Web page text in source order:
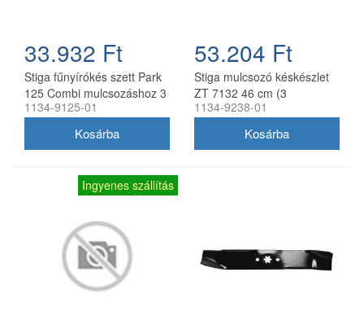
33.932 Ft
Stiga fűnyírókés szett Park
125 Combi mulcsozáshoz 3
db
1134-9125-01
53.204 Ft
Stiga mulcsozó késkészlet
ZT 7132 46 cm (3
db/csomag) 1134-9238-01
1134-9238-01
Ingyenes szállítás